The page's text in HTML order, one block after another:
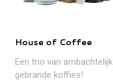
House of Coffee
Een trio van ambachtelijk
gebrande koffies!